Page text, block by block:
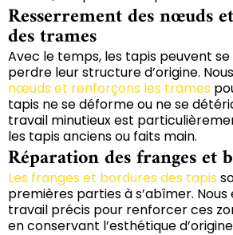
Resserrement des nœuds
des trames
Avec le temps, les tapis peuvent
perdre leur structure d’origine. Nous
nœuds et renforçons les trames
tapis ne se déforme ou ne se
travail minutieux est
les tapis anciens ou faits main.
Réparation des franges et
Les franges et bordures des tapis
premières parties à s’abîmer.
travail précis pour renforcer ces
en conservant l’esthétique